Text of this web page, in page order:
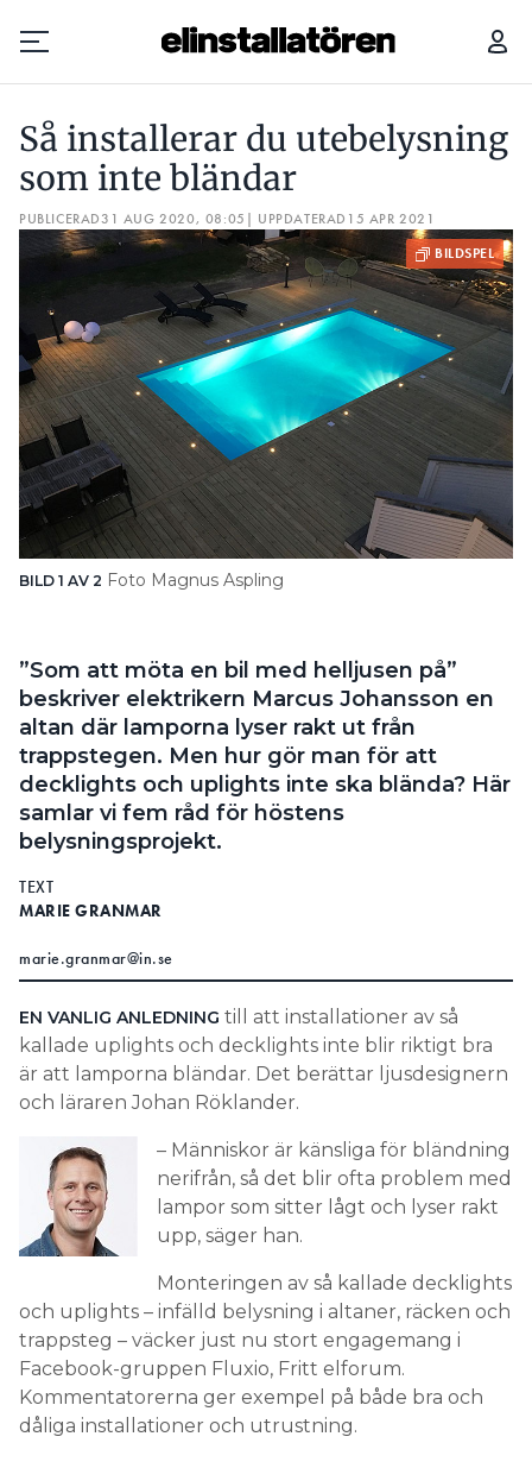
Prenumerera
Hantera prenumeration
Lediga jobb
Annonsera
Läs E-tidningen
Om tidningen
Kontakt
Personuppgifter
Search for:
SEARCH
Så installerar du utebelysning
som inte bländar
PUBLICERAD31 AUG 2020, 08:05 | UPPDATERAD 15 APR 2021
BILD 1 AV 2 Foto Magnus Aspling
”Som att möta en bil med helljusen på”
beskriver elektrikern Marcus Johansson en
altan där lamporna lyser rakt ut från
trappstegen. Men hur gör man för att
decklights och uplights inte ska blända? Här
samlar vi fem råd för höstens
belysningsprojekt.
TEXT
MARIE GRANMAR
marie.granmar@in.se
EN VANLIG ANLEDNING till att installationer av så
kallade uplights och decklights inte blir riktigt bra
är att lamporna bländar. Det berättar ljusdesignern
och läraren Johan Röklander.
– Människor är känsliga för bländning
nerifrån, så det blir ofta problem med
lampor som sitter lågt och lyser rakt
upp, säger han.
Monteringen av så kallade decklights
och uplights – infälld belysning i altaner, räcken och
trappsteg – väcker just nu stort engagemang i
Facebook-gruppen Fluxio, Fritt elforum.
Kommentatorerna ger exempel på både bra och
dåliga installationer och utrustning.
8